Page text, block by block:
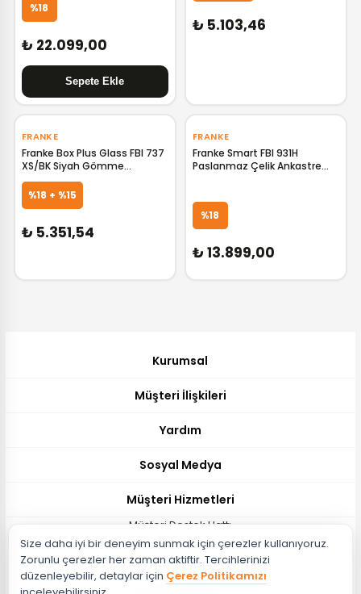
%18
₺ 22.099,00
₺ 5.103,46
GELİNCE HABER VER
FRANKE
Franke Box Plus Glass FBI 737
XS/BK Siyah Gömme
Davlumbaz 305.0528.842
F305.0528.842
%18 + %15
₺ 5.351,54
FRANKE
Franke Smart FBI 931H
Paslanmaz Çelik Ankastre
%18
₺ 13.899,00
Kurumsal
Müşteri İlişkileri
Yardım
Sosyal Medya
Müşteri Hizmetleri
Müşteri Destek Hattı
444 51 26
Müşteri Destek Maili
musteri@evdema.com
Size daha iyi bir deneyim sunmak için çerezler kullanıyoruz.
Zorunlu çerezler her zaman aktiftir. Tercihlerinizi
düzenleyebilir, detaylar için Çerez Politikamızı